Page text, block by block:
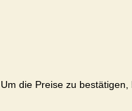
die Preise zu bestätigen,